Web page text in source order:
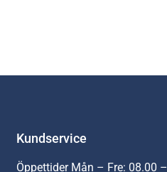
Kundservice
Öppettider Mån – Fre: 08.00 –